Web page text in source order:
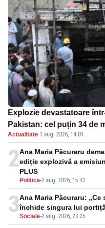
Explozie devastatoare
Pakistan: cel puțin 34 de
Actualitate·1 aug. 2026, 14:01
2
Politica-2 aug. 2026, 15:42
Ana Maria Păcuraru
ediție explozivă a
PLUS
3Sociale-2 aug. 2026, 23:25
Ana Maria Păcuraru:
închide singura lui